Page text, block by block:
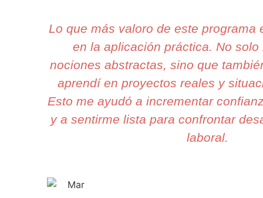
Lo que más valoro de este programa
en la aplicación práctica. No solo
nociones abstractas, sino que
aprendí en proyectos reales y
Esto me ayudó a incrementar
y a sentirme lista para confrontar
laboral.